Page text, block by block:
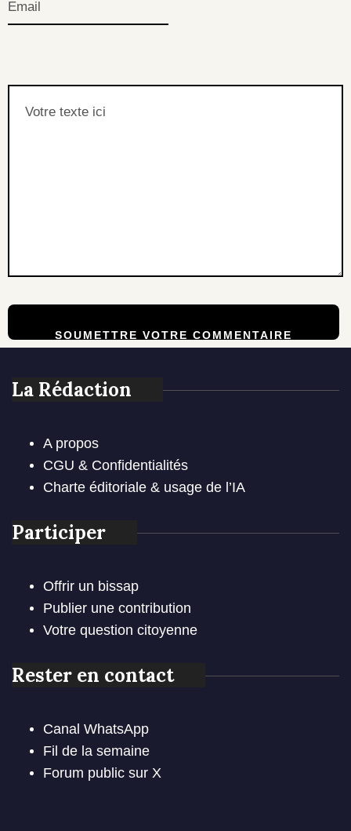
La Rédaction
A propos
CGU & Confidentialités
Charte éditoriale & usage de l’IA
Participer
Offrir un bissap
Publier une contribution
Votre question citoyenne
Rester en contact
Canal WhatsApp
Fil de la semaine
Forum public sur X